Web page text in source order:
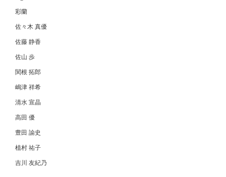
彩蘭
佐々木 真優
佐藤 静香
佐山 歩
関根 拓郎
嶋津 祥希
清水 宣晶
高田 優
豊田 諭史
植村 祐子
吉川 友紀乃